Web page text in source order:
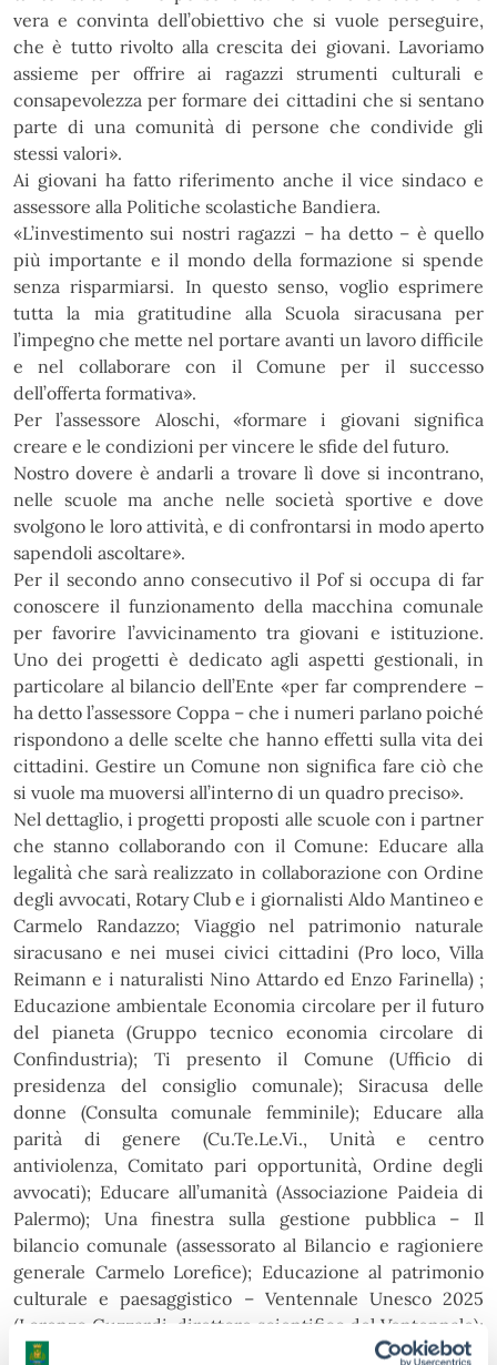
vera e convinta dell’obiettivo che si vuole perseguire,
che è tutto rivolto alla crescita dei giovani. Lavoriamo
assieme per offrire ai ragazzi strumenti culturali e
consapevolezza per formare dei cittadini che si sentano
parte di una comunità di persone che condivide gli
stessi valori».
Ai giovani ha fatto riferimento anche il vice sindaco e
assessore alla Politiche scolastiche Bandiera.
«L’investimento sui nostri ragazzi – ha detto – è quello
più importante e il mondo della formazione si spende
senza risparmiarsi. In questo senso, voglio esprimere
tutta la mia gratitudine alla Scuola siracusana per
l’impegno che mette nel portare avanti un lavoro difficile
e nel collaborare con il Comune per il successo
dell’offerta formativa».
Per l’assessore Aloschi,
«formare
i giovani significa
creare e le condizioni per vincere le sfide del futuro.
Nostro dovere è andarli a trovare lì dove si incontrano,
nelle scuole ma anche nelle società sportive e dove
svolgono le loro attività, e di confrontarsi in modo aperto
sapendoli ascoltare».
Per il secondo anno consecutivo il Pof si occupa di far
conoscere il funzionamento della macchina comunale
per favorire l’avvicinamento tra giovani e istituzione.
Uno dei progetti è dedicato agli aspetti gestionali, in
particolare al bilancio dell’Ente «per far comprendere –
ha detto l’assessore Coppa – che i numeri parlano poiché
rispondono a delle scelte che hanno effetti sulla vita dei
cittadini. Gestire unComune non significa fare ciò che
si vuole ma muoversi all’interno di un quadro preciso».
Nel dettaglio, i progetti proposti alle scuole con i partner
che stanno collaborando con il Comune: Educare alla
legalità che sarà realizzato in collaborazione con Ordine
degli avvocati, Rotary Club e i giornalisti Aldo Mantineo e
Carmelo Randazzo; Viaggio nel patrimonio naturale
siracusano e nei musei civici cittadini (Pro loco, Villa
Reimann e i naturalisti Nino Attardo ed Enzo Farinella) ;
Educazione ambientale Economia circolare per il futuro
del pianeta (Gruppo tecnico economia circolare di
Confindustria); Tipresento il Comune (Ufficio di
presidenza del consiglio comunale); Siracusa delle
donne (Consulta comunale femminile); Educare
alla
parità
di genere (Cu.Te.Le.Vi., Unità e
centro
antiviolenza, Comitato pariopportunità, Ordine degli
avvocati); Educare all’umanità (Associazione Paideia di
Palermo); Una finestrasulla gestione pubblica – Il
bilancio comunale (assessorato al Bilancio e ragioniere
generale Carmelo Lorefice); Educazione al patrimonio
culturale e paesaggistico – Ventennale Unesco 2025
(Lorenzo Guzzardi, direttore scientifico del Ventennale);
Omaggio a santa Lucia (Associazione delle Muse Auser di